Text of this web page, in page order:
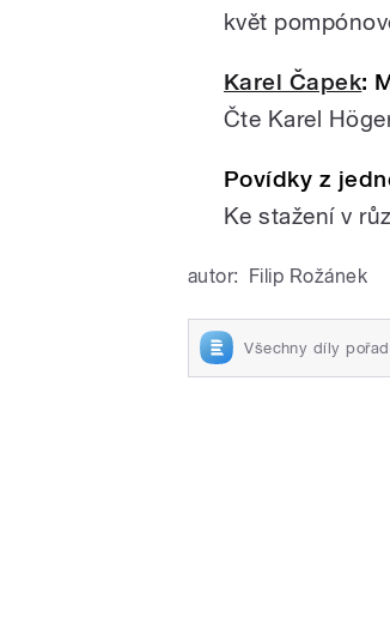
květ
Karel Čapek:
Čte Karel
Povídky z
Ke stažení v
autor: Filip Rožánek
Všechny díly